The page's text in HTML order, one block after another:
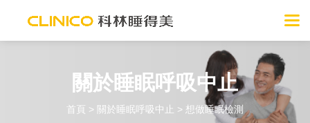
關於睡眠呼吸中止
首頁 > 關於睡眠呼吸中止 > 想做睡眠檢測